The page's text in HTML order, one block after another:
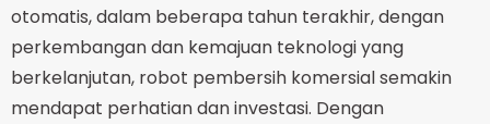
otomatis, dalam beberapa tahun terakhir, dengan
perkembangan dan kemajuan teknologi yang
berkelanjutan, robot pembersih komersial semakin
mendapat perhatian dan investasi. Dengan